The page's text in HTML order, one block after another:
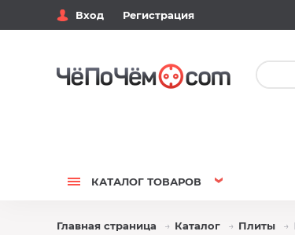
Вход Регистрация
КАТАЛОГ ТОВАРОВ
Главная страница Каталог Плиты